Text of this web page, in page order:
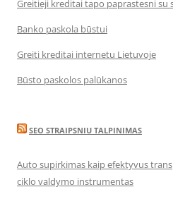
Greitieji kreditai tapo paprastesni su
Banko paskola būstui
Greiti kreditai internetu Lietuvoje
Būsto paskolos palūkanos
SEO STRAIPSNIU TALPINIMAS
Auto supirkimas kaip efektyvus
ciklo valdymo instrumentas